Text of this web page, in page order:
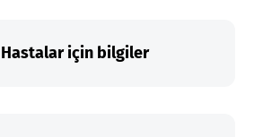
Hastalar için bilgiler